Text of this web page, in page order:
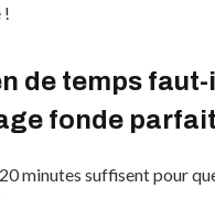
!
de temps
fonde
minutes suffisent pour